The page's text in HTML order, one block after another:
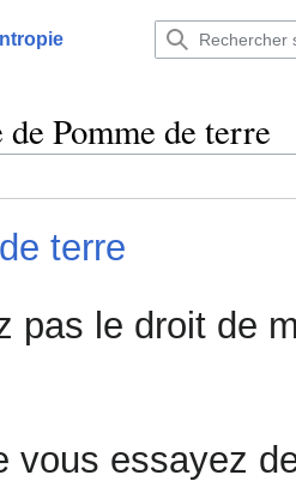
Pomme de terre
terre
pas le droit de
vous essayez